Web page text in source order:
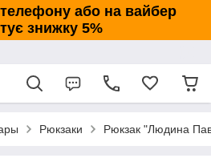
або на вайбер
знижку 5%
Рюкзаки Рюкзак "Людина